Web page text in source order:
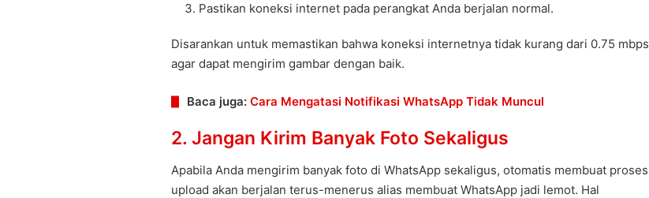
Pastikan koneksi internet pada perangkat Anda berjalan normal.
Disarankan untuk memastikan bahwa koneksi internetnya tidak kurang dari 0.75 mbps
agar dapat mengirim gambar dengan baik.
Baca juga: Cara Mengatasi Notifikasi WhatsApp Tidak Muncul
2. Jangan Kirim Banyak Foto Sekaligus
Apabila Anda mengirim banyak foto di WhatsApp sekaligus, otomatis membuat proses
upload akan berjalan terus-menerus alias membuat WhatsApp jadi lemot. Hal